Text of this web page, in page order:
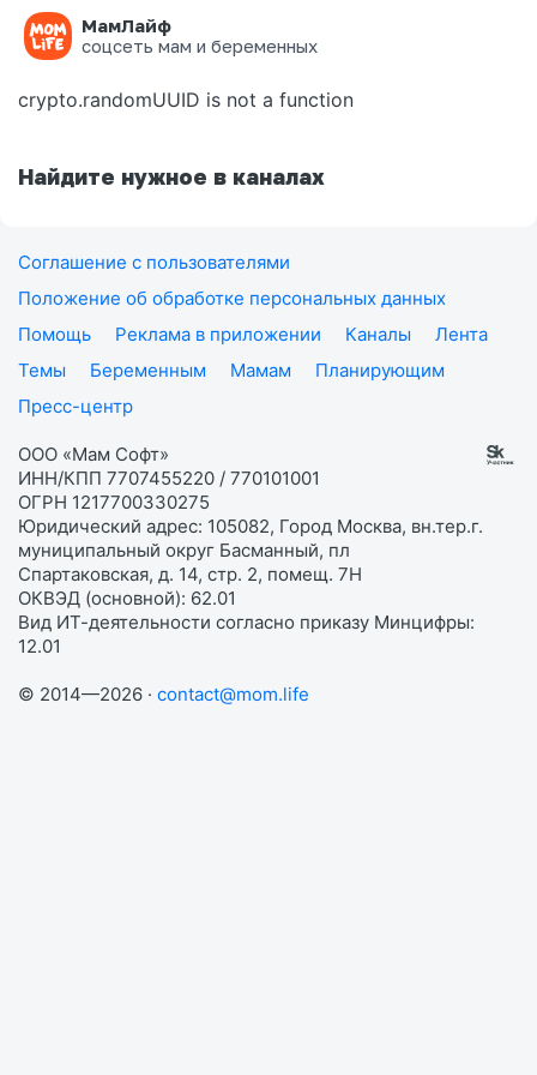
МамЛайф
соцсеть мам и беременных
Ошибка на странице
crypto.randomUUID is not a function
Найдите нужное в каналах
Соглашение с пользователями
Положение об обработке персональных данных
Помощь
Реклама в приложении Каналы
Лента
Темы
Беременным Мамам
Планирующим
Пресс-центр
ООО «Мам Софт»
ИНН/КПП 7707455220 / 770101001
ОГРН 1217700330275
Юридический адрес: 105082, Город Москва, вн.тер.г.
муниципальный округ Басманный, пл
Спартаковская, д. 14, стр. 2, помещ. 7Н
ОКВЭД (основной): 62.01
Вид ИТ-деятельности согласно приказу Минцифры:
12.01
© 2014—2026 · contact@mom.life